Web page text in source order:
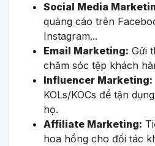
Social Media
quảng cáo trên
Instagram...
Email Marketing: Gửi
chăm sóc tệp khách
Influencer Marketing:
KOLs/KOCs để tận
họ.
Affiliate Marketing:
hoa hồng cho đối tác